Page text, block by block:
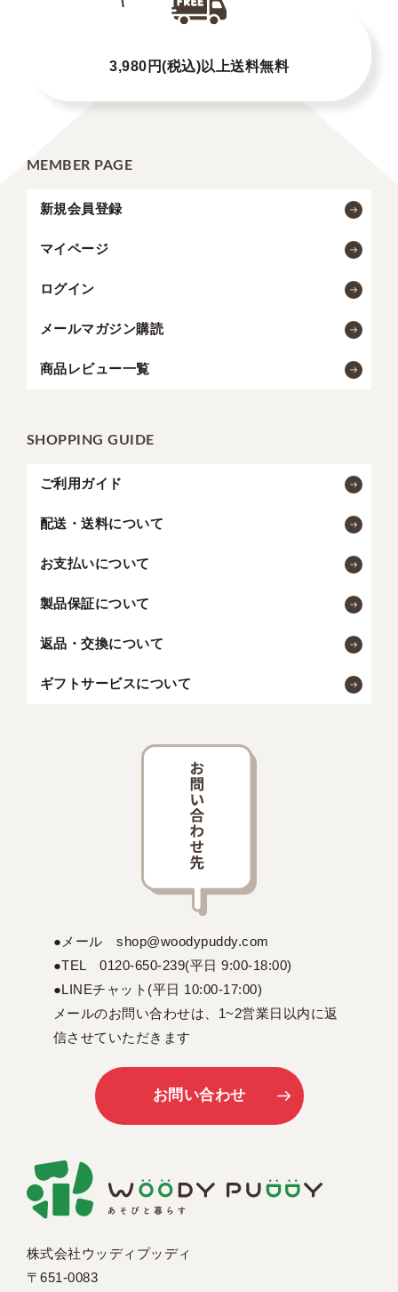
3,980円(税込)以上送料無料
MEMBER PAGE
新規会員登録
マイページ
ログイン
メールマガジン購読
商品レビュー一覧
SHOPPING GUIDE
ご利用ガイド
配送・送料について
お支払いについて
製品保証について
返品・交換について
ギフトサービスについて
株式会社ウッディプッディ
〒651-0083
●メール shop@woodypuddy.com
●TEL 0120-650-239(平日 9:00-18:00)
●LINEチャット(平日 10:00-17:00)
メールのお問い合わせは、1~2営業日以内に返
信させていただきます
お問い合わせ